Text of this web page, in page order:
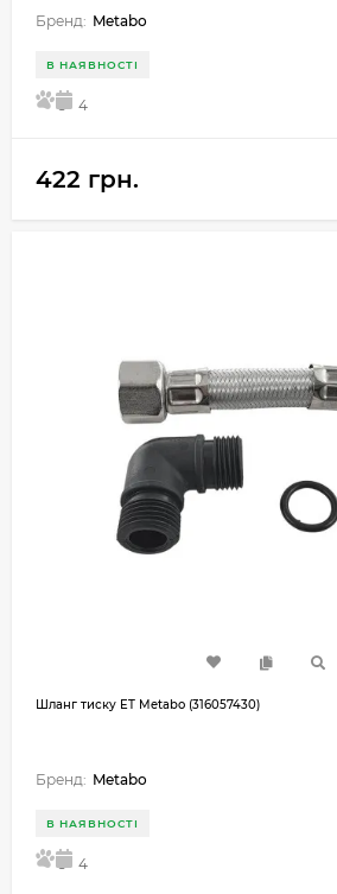
Бренд: Metabo
В НАЯВНОСТІ
5 4
422 грн.
Шланг тиску ET Metabo (316057430)
Бренд: Metabo
В НАЯВНОСТІ
5 4